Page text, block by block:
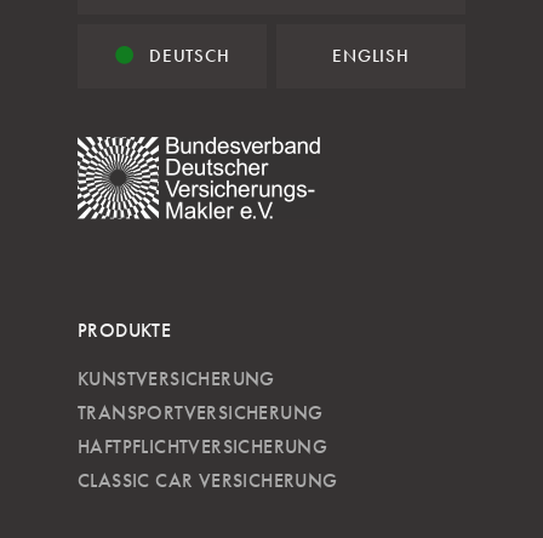
DEUTSCH ENGLISH
PRODUKTE
KUNSTVERSICHERUNG
TRANSPORTVERSICHERUNG
HAFTPFLICHTVERSICHERUNG
CLASSIC CAR VERSICHERUNG